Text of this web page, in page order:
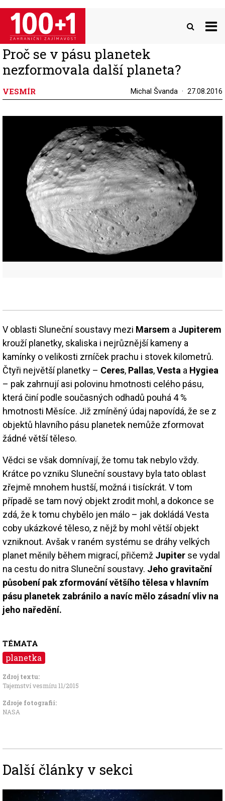
Přejít
hlavnímu
obsahu
Proč se v pásu planetek
nezformovala další planeta?
VESMÍR Michal Švanda 27.08.2016
V oblasti Sluneční soustavy mezi Marsem a Jupiterem
krouží planetky, skaliska i nejrůznější kameny a
kamínky o velikosti zrníček prachu i stovek kilometrů.
Čtyři největší planetky – Ceres, Pallas,Vesta a Hygiea
– pak zahrnují asi polovinu hmotnosti celého pásu,
která činí podle současných odhadů pouhá 4 %
hmotnosti Měsíce. Již zmíněný údaj napovídá, že se z
objektů hlavního pásu planetek nemůže zformovat
žádné větší těleso.
Vědci se však domnívají, že tomu tak nebylo vždy.
Krátce po vzniku Sluneční soustavy byla tato oblast
zřejmě mnohem hustší, možná i tisíckrát. V tom
případě se tam nový objekt zrodit mohl, a dokonce se
zdá, že k tomu chybělo jen málo – jak dokládá Vesta
coby ukázkové těleso, z nějž by mohl větší objekt
vzniknout. Avšak v raném systému se dráhy velkých
planet měnily během migrací, přičemž Jupiter se vydal
na cestu do nitra Sluneční soustavy. Jeho gravitační
působení pak zformování většího tělesa v hlavním
pásu planetek zabránilo a navíc mělo zásadní vliv na
jeho naředění.
TÉMATA
planetka
Zdroj textu:
Tajemství vesmíru 11/2015
Zdroje fotografii:
NASA
Další články v sekci
Image